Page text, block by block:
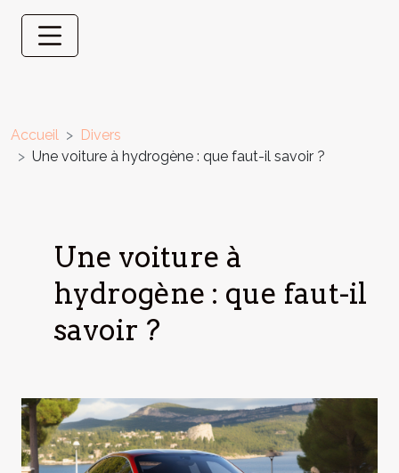
Accueil
Divers
Une voiture à hydrogène : que faut-il savoir ?
Une voiture à
hydrogène : que faut-il
savoir ?